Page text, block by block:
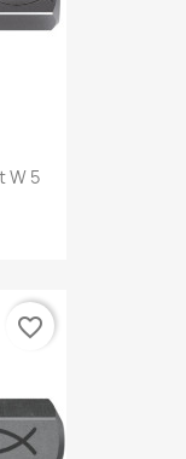
W 5
favorite_border